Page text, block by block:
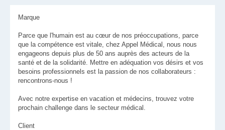
Marque
Parce que l'humain est au cœur de nos préoccupations, parce
que la compétence est vitale, chez Appel Médical, nous nous
engageons depuis plus de 50 ans auprès des acteurs de la
santé et de la solidarité. Mettre en adéquation vos désirs et vos
besoins professionnels est la passion de nos collaborateurs :
rencontrons-nous !
Avec notre expertise en vacation et médecins, trouvez votre
prochain challenge dans le secteur médical.
Client